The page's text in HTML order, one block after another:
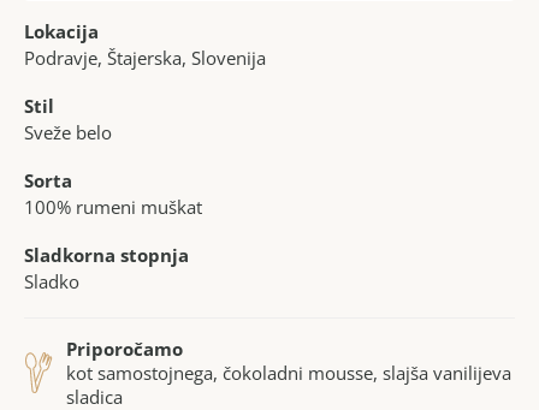
Lokacija
Podravje, Štajerska, Slovenija
Stil
Sveže belo
Sorta
100% rumeni muškat
Sladkorna stopnja
Sladko
Priporočamo
kot samostojnega, čokoladni mousse, slajša vanilijeva
sladica